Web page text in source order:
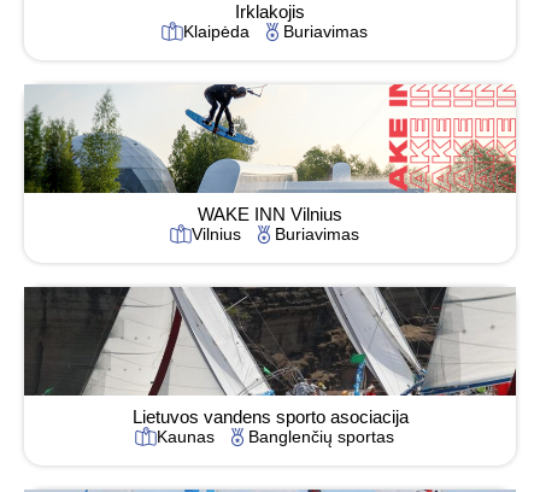
Irklakojis
Klaipėda Buriavimas
WAKE INN Vilnius
Vilnius Buriavimas
Lietuvos vandens sporto asociacija
Kaunas Banglenčių sportas